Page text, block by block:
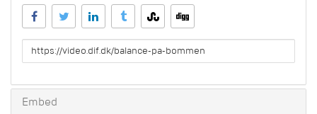
URL
to
Embed